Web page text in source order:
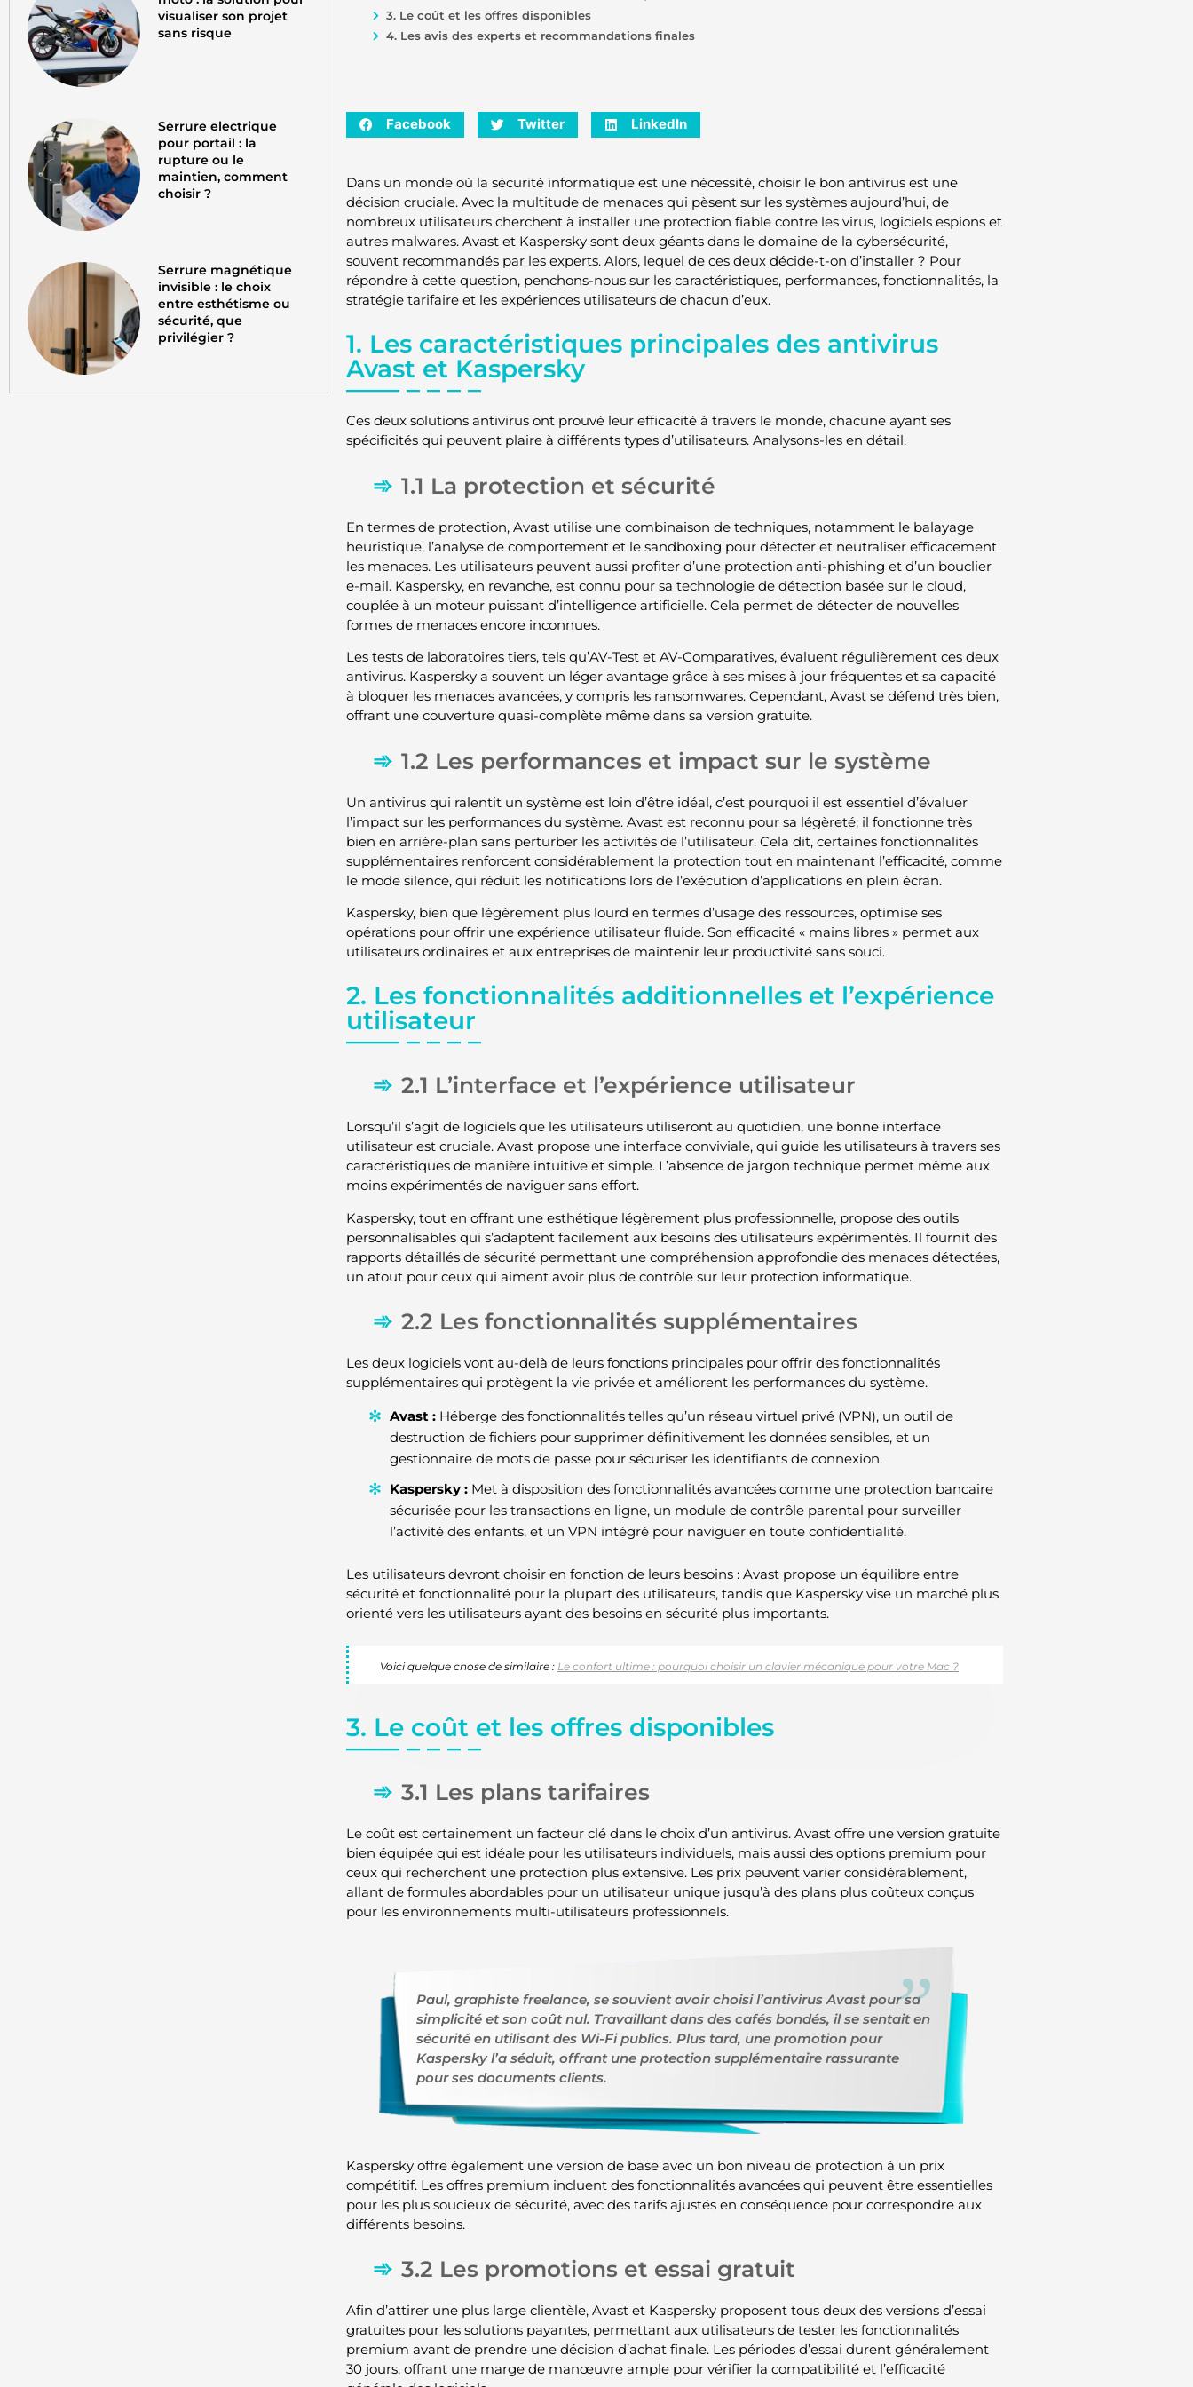
visualiser son projet
sans risque
Serrure electrique
pour portail : la
rupture ou le
maintien, comment
choisir ?
Serrure magnétique
invisible : le choix
entre esthétisme ou
sécurité, que
privilégier ?
3. Le coût et les offres disponibles
4. Les avis des experts et recommandations finales
Facebook Twitter LinkedIn
Dans un monde où la sécurité informatique est une nécessité, choisir le bon antivirus est une
décision cruciale. Avec la multitude de menaces qui pèsent sur les systèmes aujourd’hui, de
nombreux utilisateurs cherchent à installer une protection fiable contre les virus, logiciels espions et
autres malwares. Avast et Kaspersky sont deux géants dans le domaine de la cybersécurité,
souvent recommandés par les experts. Alors, lequel de ces deux décide-t-on d’installer ? Pour
répondre à cette question, penchons-nous sur les caractéristiques, performances, fonctionnalités, la
stratégie tarifaire et les expériences utilisateurs de chacun d’eux.
1. Les caractéristiques principales des antivirus
Avast et Kaspersky
Ces deux solutions antivirus ont prouvé leur efficacité à travers le monde, chacune ayant ses
spécificités qui peuvent plaire à différents types d’utilisateurs. Analysons-les en détail.
1.1 La protection et sécurité
En termes de protection, Avast utilise une combinaison de techniques, notamment le balayage
heuristique, l’analyse de comportement et le sandboxing pour détecter et neutraliser efficacement
les menaces. Les utilisateurs peuvent aussi profiter d’une protection anti-phishing et d’un bouclier
e-mail. Kaspersky, en revanche, est connu pour sa technologie de détection basée sur le cloud,
couplée à un moteur puissant d’intelligence artificielle. Cela permet de détecter de nouvelles
formes de menaces encore inconnues.
Les tests de laboratoires tiers, tels qu’AV-Test et AV-Comparatives, évaluent régulièrement ces deux
antivirus. Kaspersky a souvent un léger avantage grâce à ses mises à jour fréquentes et sa capacité
à bloquer les menaces avancées, y compris les ransomwares. Cependant, Avast se défend très bien,
offrant une couverture quasi-complète même dans sa version gratuite.
1.2 Les performances et impact sur le système
Un antivirus qui ralentit un système est loin d’être idéal, c’est pourquoi il est essentiel d’évaluer
l’impact sur les performances du système. Avast est reconnu pour sa légèreté; il fonctionne très
bien en arrière-plan sans perturber les activités de l’utilisateur. Cela dit, certaines fonctionnalités
supplémentaires renforcent considérablement la protection tout en maintenant l’efficacité, comme
le mode silence, qui réduit les notifications lors de l’exécution d’applications en plein écran.
Kaspersky, bien que légèrement plus lourd en termes d’usage des ressources, optimise ses
opérations pour offrir une expérience utilisateur fluide. Son efficacité « mains libres » permet aux
utilisateurs ordinaires et aux entreprises de maintenir leur productivité sans souci.
2. Les fonctionnalités additionnelles et l’expérience
utilisateur
2.1 L’interface et l’expérience utilisateur
Lorsqu’il s’agit de logiciels que les utilisateurs utiliseront au quotidien, une bonne interface
utilisateur est cruciale. Avast propose une interface conviviale, qui guide les utilisateurs à travers ses
caractéristiques de manière intuitive et simple. L’absence de jargon technique permet même aux
moins expérimentés de naviguer sans effort.
Kaspersky, tout en offrant une esthétique légèrement plus professionnelle, propose des outils
personnalisables qui s’adaptent facilement aux besoins des utilisateurs expérimentés. Il fournit des
rapports détaillés de sécurité permettant une compréhension approfondie des menaces détectées,
un atout pour ceux qui aiment avoir plus de contrôle sur leur protection informatique.
2.2 Les fonctionnalités supplémentaires
Les deux logiciels vont au-delà de leurs fonctions principales pour offrir des fonctionnalités
supplémentaires qui protègent la vie privée et améliorent les performances du système.
Avast :Héberge des fonctionnalités telles qu’un réseau virtuel privé (VPN), un outil de
destruction de fichiers pour supprimer définitivement les données sensibles, et un
gestionnaire de mots de passe pour sécuriser les identifiants de connexion.
Kaspersky :Met à disposition des fonctionnalités avancées comme une protection bancaire
sécurisée pour les transactions en ligne, un module de contrôle parental pour surveiller
l’activité des enfants, et un VPN intégré pour naviguer en toute confidentialité.
Les utilisateurs devront choisir en fonction de leurs besoins : Avast propose un équilibre entre
sécurité et fonctionnalité pour la plupart des utilisateurs, tandis que Kaspersky vise un marché plus
orienté vers les utilisateurs ayant des besoins en sécurité plus importants.
Voici quelque chose de similaire : Le confort ultime : pourquoi choisir un clavier mécanique pour votre Mac ?
3. Le coût et les offres disponibles
3.1 Les plans tarifaires
Le coût est certainement un facteur clé dans le choix d’un antivirus. Avast offre une version gratuite
bien équipée qui est idéale pour les utilisateurs individuels, mais aussi des options premium pour
ceux qui recherchent une protection plus extensive. Les prix peuvent varier considérablement,
allant de formules abordables pour un utilisateur unique jusqu’à des plans plus coûteux conçus
pour les environnements multi-utilisateurs professionnels.
Paul, graphiste freelance, se souvient avoir choisi l’antivirus Avast pour sa
simplicité et son coût nul. Travaillant dans des cafés bondés, il se sentait en
sécurité en utilisant des Wi-Fi publics. Plus tard, une promotion pour
Kaspersky l’a séduit, offrant une protection supplémentaire rassurante
pour ses documents clients.
Kaspersky offre également une version de base avec un bon niveau de protection à un prix
compétitif. Les offres premium incluent des fonctionnalités avancées qui peuvent être essentielles
pour les plus soucieux de sécurité, avec des tarifs ajustés en conséquence pour correspondre aux
différents besoins.
3.2 Les promotions et essai gratuit
Afin d’attirer une plus large clientèle, Avast et Kaspersky proposent tous deux des versions d’essai
gratuites pour les solutions payantes, permettant aux utilisateurs de tester les fonctionnalités
premium avant de prendre une décision d’achat finale. Les périodes d’essai durent généralement
30 jours, offrant une marge de manœuvre ample pour vérifier la compatibilité et l’efficacité